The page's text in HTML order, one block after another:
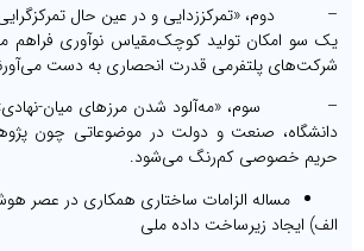
– دوم، «تمرکززدایی و در عین حال تمرکزگرایی
یک سو امکان تولید کوچک‌مقیاس نوآوری فراهم
شرکت‌های پلتفرمی ‌قدرت انحصاری به دست
– سوم، «مه‌آلود شدن مرزهای میان-نهادی»
دانشگاه، صنعت و دولت در موضوعاتی چون
حریم خصوصی کم‌رنگ می‌شود.
مساله الزامات ساختاری همکاری در عصر
الف) ایجاد زیرساخت داده ملی